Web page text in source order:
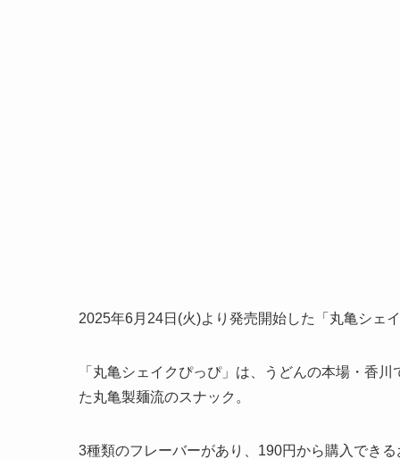
2025年6月24日(火)より発売開始した「丸亀シェ
「丸亀シェイクぴっぴ」は、うどんの本場・香
た丸亀製麺流のスナック。
3種類のフレーバーがあり、190円から購入でき